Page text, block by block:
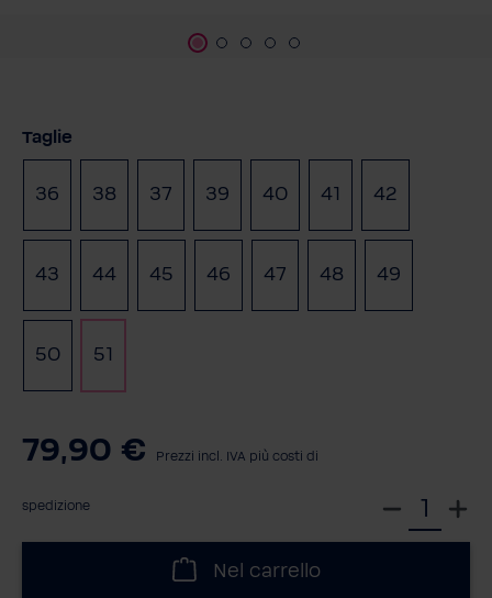
Seleziona
Taglie
36 (Questa opzione non è al momento disponibile.)
38 37 39 40 41 42
43 44 45 46 47 48 49
50 51
79,90 € Prezzi incl. IVA più costi di
spedizione
Nel carrello